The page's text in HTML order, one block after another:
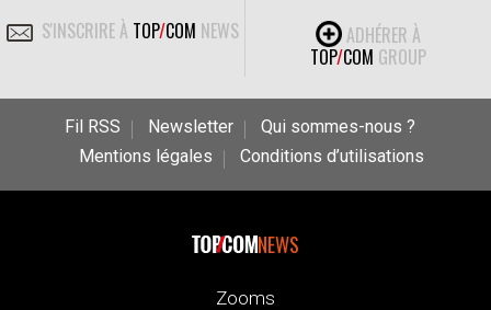
S'INSCRIRE À TOP/COM NEWS
ADHÉRER À
TOP/COM GROUP
Fil RSS Newsletter
Qui sommes-nous ?
Mentions légales
Conditions d’utilisations
NEWS
Zooms